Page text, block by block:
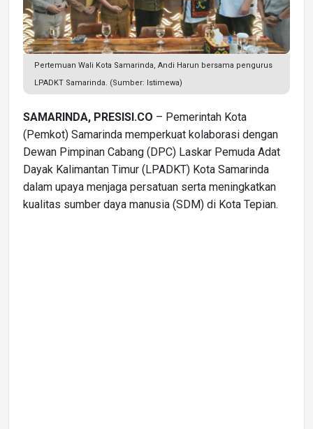
Pertemuan Wali Kota Samarinda, Andi Harun bersama pengurus
LPADKT Samarinda. (Sumber: Istimewa)
SAMARINDA, PRESISI.CO – Pemerintah Kota
(Pemkot) Samarinda memperkuat kolaborasi dengan
Dewan Pimpinan Cabang (DPC) Laskar Pemuda Adat
Dayak Kalimantan Timur (LPADKT) Kota Samarinda
dalam upaya menjaga persatuan serta meningkatkan
kualitas sumber daya manusia (SDM) di Kota Tepian.